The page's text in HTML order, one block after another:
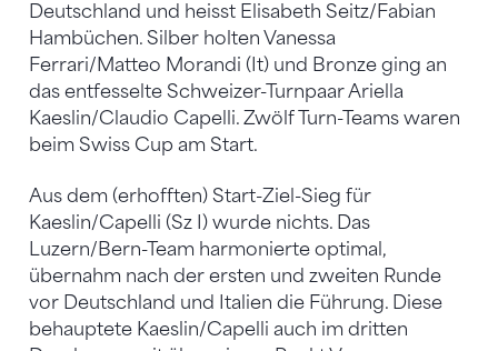
Deutschland und heisst Elisabeth Seitz/Fabian
Hambüchen. Silber holten Vanessa
Ferrari/Matteo Morandi (It) und Bronze ging an
das entfesselte Schweizer-Turnpaar Ariella
Kaeslin/Claudio Capelli. Zwölf Turn-Teams waren
beim Swiss Cup am Start.
Aus dem (erhofften) Start-Ziel-Sieg für
Kaeslin/Capelli (Sz I) wurde nichts. Das
Luzern/Bern-Team harmonierte optimal,
übernahm nach der ersten und zweiten Runde
vor Deutschland und Italien die Führung. Diese
behauptete Kaeslin/Capelli auch im dritten